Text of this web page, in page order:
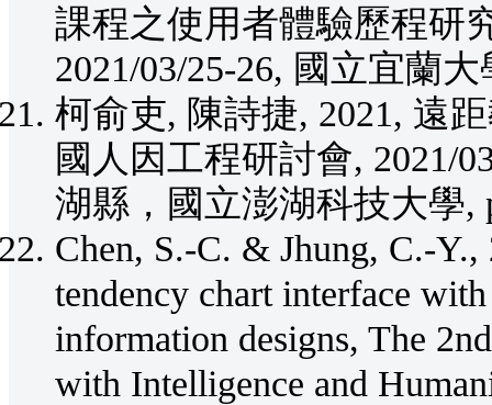
課程之使用者體驗歷程研
2021/03/25-26, 國立宜蘭
柯俞吏, 陳詩捷, 2021, 遠
國人因工程研討會, 2021/
湖縣，國立澎湖科技大學,
Chen, S.-C. & Jhung, C.-Y.,
tendency chart interface
information designs, The
with Intelligence and